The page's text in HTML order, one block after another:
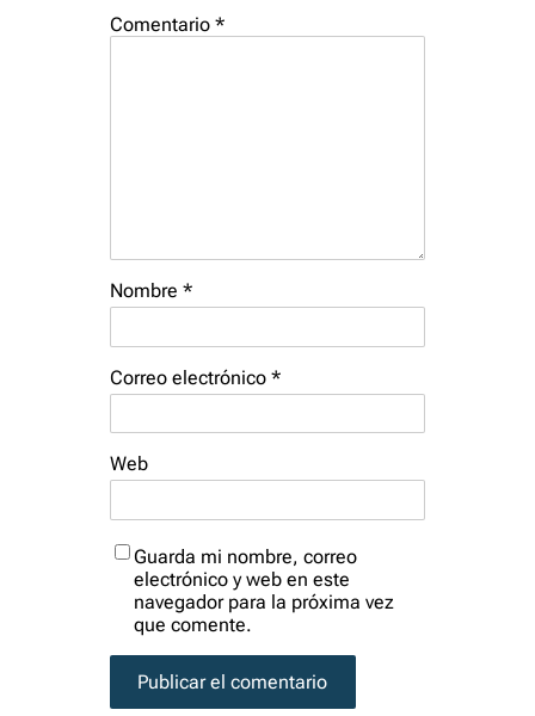
Comentario *
Nombre *
Correo electrónico *
Web
Guarda mi nombre, correo
electrónico y web en este
navegador para la próxima vez
que comente.